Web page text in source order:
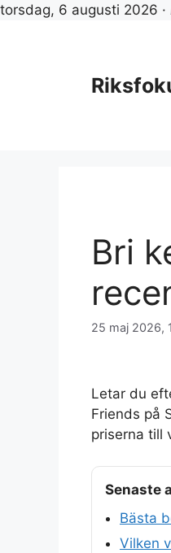
torsdag, 6 augusti 2026 ·
Bri
25 maj 2026,
Letar du
Friends på
priserna till
Senaste
Bästa
Vilken